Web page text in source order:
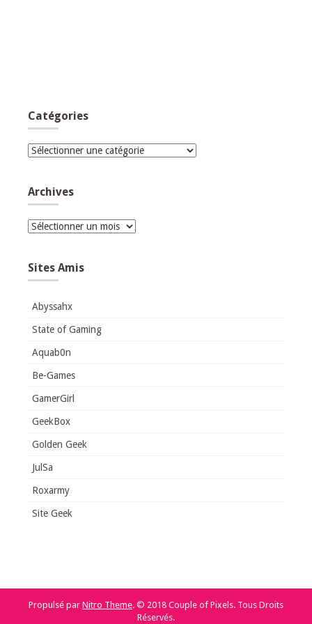
Catégories
Catégories
Archives
Archives
Sites Amis
Abyssahx
State of Gaming
Aquab0n
Be-Games
GamerGirl
GeekBox
Golden Geek
JulSa
Roxarmy
Site Geek
Propulsé par Nitro Theme. © 2018 Couple of Pixels. Tous Droits
Réservés.